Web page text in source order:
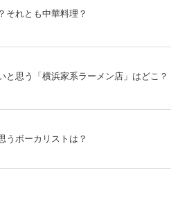
それとも中華料理？
と思う「横浜家系ラーメン店」はどこ？
うボーカリストは？